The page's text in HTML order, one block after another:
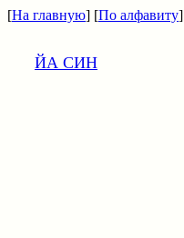
[На главную] [По алфавиту]
ЙА СИН